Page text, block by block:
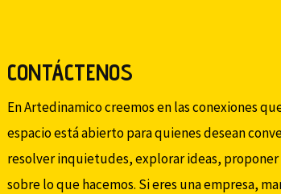
CONTÁCTENOS
En Artedinamico creemos en las conexiones
espacio está abierto para quienes desean
resolver inquietudes, explorar ideas, proponer
sobre lo que hacemos. Si eres una empresa,